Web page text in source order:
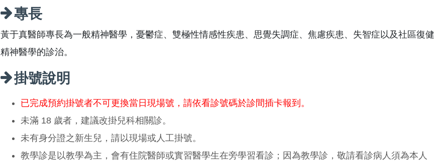
專長
黃于真醫師專長為一般精神醫學，憂鬱症、雙極性情感性疾患、思覺失調症、焦慮疾患、失智症以及社區復健
精神醫學的診治。
掛號說明
已完成預約掛號者不可更換當日現場號，請依看診號碼於診間插卡報到。
未滿 18 歲者，建議改掛兒科相關診。
未有身分證之新生兒，請以現場或人工掛號。
教學診是以教學為主，會有住院醫師或實習醫學生在旁學習看診；因為教學診，敬請看診病人須為本人